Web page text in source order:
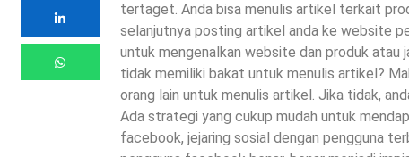
tertaget. Anda bisa menulis artikel terkait
selanjutnya posting artikel anda ke website
untuk mengenalkan website dan produk atau
tidak memiliki bakat untuk menulis artikel?
orang lain untuk menulis artikel. Jika tidak,
Ada strategi yang cukup mudah untuk
facebook, jejaring sosial dengan pengguna